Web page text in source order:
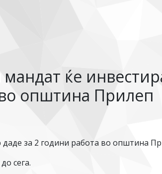
ќе
општина Прилеп
даде за 2 години работа во општина
сега.